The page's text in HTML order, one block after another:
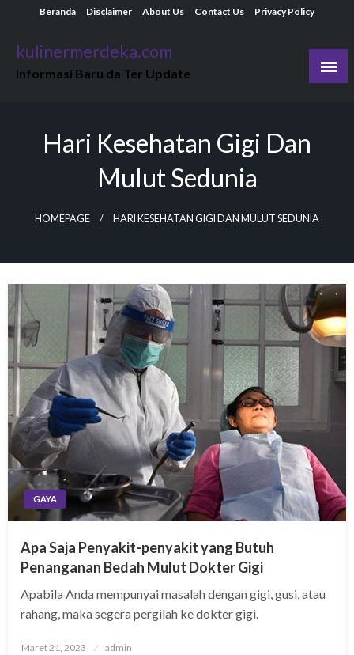
content
Beranda Disclaimer About Us Contact Us Privacy Policy
kulinermerdeka.com
Informasi Baru da Ter Update
Hari Kesehatan Gigi Dan
Mulut Sedunia
HOMEPAGE HARI KESEHATAN GIGI DAN MULUT SEDUNIA
GAYA
Apa Saja Penyakit-penyakit yang Butuh
Penanganan Bedah Mulut Dokter Gigi
Apabila Anda mempunyai masalah dengan gigi, gusi, atau
rahang, maka segera pergilah ke dokter gigi.
Posted
Maret 21, 2023 admin